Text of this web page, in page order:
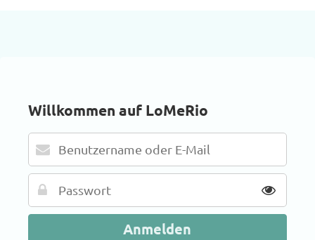
Willkommen auf LoMeRio